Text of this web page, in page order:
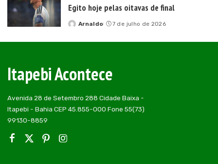
Egito hoje pelas oitavas de final
Posted
Arnaldo 7 de julho de 2026
Itapebi Acontece
Avenida 28 de Setembro 288 Cidade Baixa -
Itapebi - Bahia CEP 45.855-000 Fone 55(73)
99130-8859